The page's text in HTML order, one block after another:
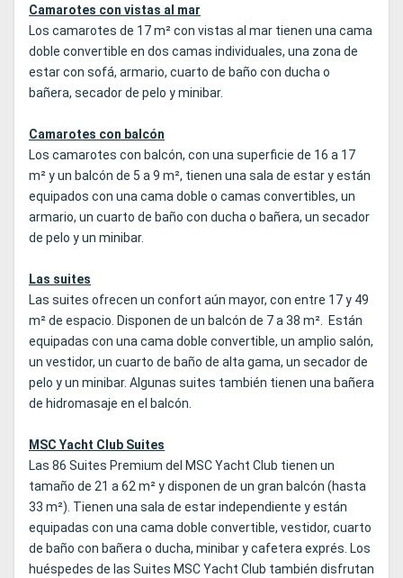
Camarotes con vistas al mar
Los camarotes de 17 m² con vistas al mar tienen una cama
doble convertible en dos camas individuales, una zona de
estar con sofá, armario, cuarto de baño con ducha o
bañera, secador de pelo y minibar.
Camarotes con balcón
Los camarotes con balcón, con una superficie de 16 a 17
m² y un balcón de 5 a 9 m², tienen una sala de estar y están
equipados con una cama doble o camas convertibles, un
armario, un cuarto de baño con ducha o bañera, un secador
de pelo y un minibar.
Las suites
Las suites ofrecen un confort aún mayor, con entre 17 y 49
m² de espacio. Disponen de un balcón de 7 a 38 m². Están
equipadas con una cama doble convertible, un amplio salón,
un vestidor, un cuarto de baño de alta gama, un secador de
pelo y un minibar. Algunas suites también tienen una bañera
de hidromasaje en el balcón.
MSC Yacht Club Suites
Las 86 Suites Premium del MSC Yacht Club tienen un
tamaño de 21 a 62 m² y disponen de un gran balcón (hasta
33 m²). Tienen una sala de estar independiente y están
equipadas con una cama doble convertible, vestidor, cuarto
de baño con bañera o ducha, minibar y cafetera exprés. Los
huéspedes de las Suites MSC Yacht Club también disfrutan